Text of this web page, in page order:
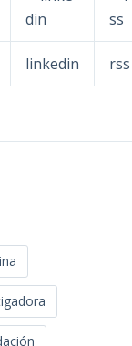
linkedin rss